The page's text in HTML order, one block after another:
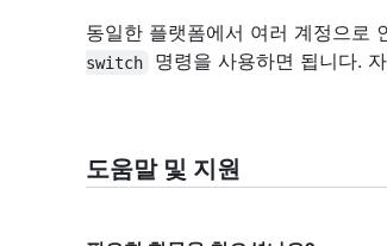
동일한 플랫폼에서 여러 계정으로
switch
명령을 사용하면 됩니다.
도움말 및 지원